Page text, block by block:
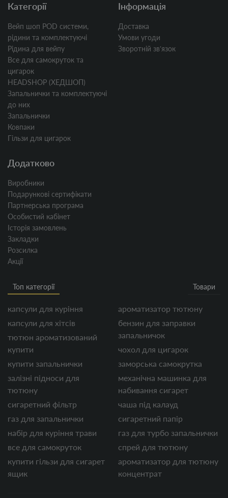
Категорії
Вейп шоп POD системи,
рідини та комплектуючі
Рідина для вейпу
Все для самокруток та
цигарок
HEADSHOP (ХЕДШОП)
Запальнички та комплектуючі
до них
Запальнички
Ковпаки
Гільзи для цигарок
Інформація
Доставка
Умови угоди
Зворотній звʼязок
Додатково
Виробники
Подарункові сертифікати
Партнерська програма
Особистий кабінет
Історія замовлень
Закладки
Розсилка
Акції
Топ категорії Товари
капсули для куріння
капсули для хітсів
тютюн ароматизований
купити
купити запальнички
залізні підноси для
тютюну
сигаретний фільтр
газ для запальнички
набір для куріння трави
все для самокруток
купити гільзи для сигарет
ящик
ароматизатор тютюну
бензин для заправки
запальничок
чохол для цигарок
заморська самокрутка
механічна машинка для
набивання сигарет
чаша під калауд
сигаретний папір
газ для турбо запальнички
спрей для тютюну
ароматизатор для тютюну
концентрат